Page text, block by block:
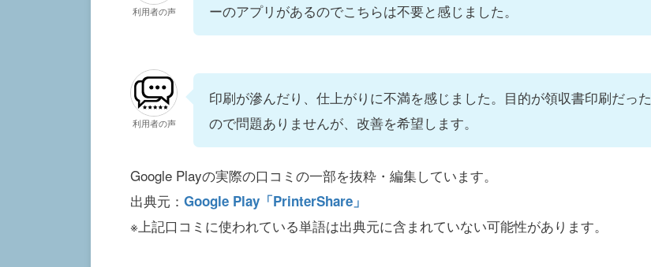
利用者の声
ーのアプリがあるのでこちらは不要と感じました。
利用者の声
印刷が滲んだり、仕上がりに不満を感じました。目的が領収書印刷だった
ので問題ありませんが、改善を希望します。
Google Playの実際の口コミの一部を抜粋・編集しています。
出典元： Google Play「PrinterShare」
※上記口コミに使われている単語は出典元に含まれていない可能性があります。